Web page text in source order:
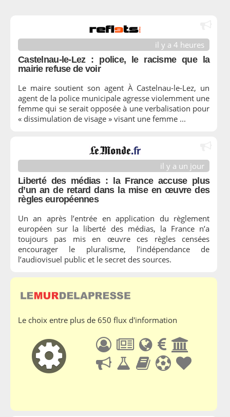
il y a 4 heures
Castelnau-le-Lez : police, le racisme que la
mairie refuse de voir
Le maire soutient son agent À Castelnau-le-Lez, un
agent de la police municipale agresse violemment une
femme qui se serait opposée à une verbalisation pour
« dissimulation de visage » visant une femme ...
il y a un jour
Liberté des médias : la France accuse plus
d’un an de retard dans la mise en œuvre des
règles européennes
Un an après l’entrée en application du règlement
européen sur la liberté des médias, la France n’a
toujours pas mis en œuvre ces règles censées
encourager le pluralisme, l’indépendance de
l’audiovisuel public et le secret des sources.
Le choix entre plus de 650 flux d'information